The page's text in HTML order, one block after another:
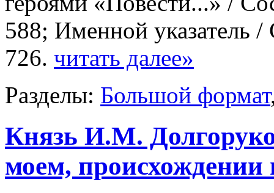
588; Именной
726. читать далее»
Разделы: Большой формат
Князь И.М.
моем, происхождении